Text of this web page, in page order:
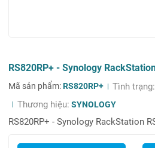
RS820RP+ - Synology
Mã sản phẩm:RS820RP+ Tình trạng:
Thương hiệu: SYNOLOGY
RS820RP+ - Synology RackStation